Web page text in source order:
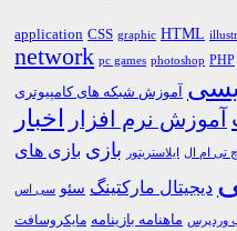
application CSS graphic HTML
network pc games photoshop PHP
آموزش شبکه های کامپیوتری
آموزش نرم افزار اخبار
تی ام ال ایلاستریتور بازی بازی های
دیجیتال مارکتینگ سئو سی اس
وردپرس ماهنامه بازینامه مایکروسافت